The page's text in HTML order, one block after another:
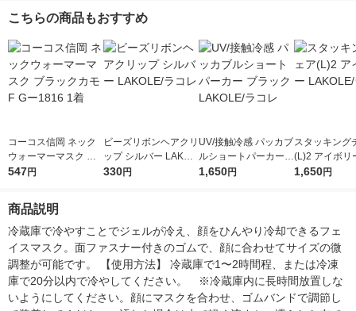
こちらの商品もおすすめ
コーコス信岡 ネック
ウォーマーマスク ブ
ラックカモ F Gー181
547円
ビーズリボンヘアクリ
ップ シルバー LAKOL
E/ラコレ
330円
UV/接触冷感 パッカブ
ルショートパーカー
ブラック LAKOLE/ラ
1,650円
スタッキング
(L)2 アイボリ
LE/ラコレ
1,650円
商品説明
冷蔵庫で冷やすことでジェルが冷え、顔をひんやり冷却できるフェ
イスマスク。面ファスナー付きのゴムで、顔に合わせてサイズの微
調整が可能です。 【使用方法】 冷蔵庫で1〜2時間程、または冷凍
庫で20分以内で冷やしてください。　※冷蔵庫内に長時間放置しな
いようにしてください。顔にマスクを合わせ、ゴムバンドで調節し